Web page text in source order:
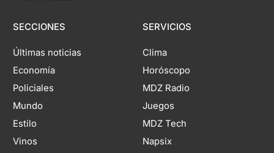
SECCIONES
Últimas noticias
Economía
Policiales
Mundo
Estilo
Vinos
SERVICIOS
Clima
Horóscopo
MDZ Radio
Juegos
MDZ Tech
Napsix